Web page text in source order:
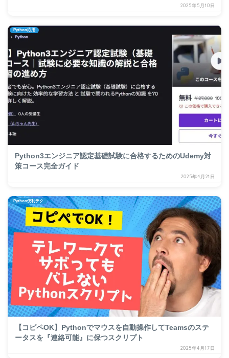
2025年5月10日
Python応用
Python3エンジニア認定基礎試験に合格するためのUdemy対
策コース完全ガイド
2025年4月21日
Python便利テク
【コピペOK】Pythonでマウスを自動操作してTeamsのステ
ータスを『連絡可能』に保つスクリプト
2025年4月17日